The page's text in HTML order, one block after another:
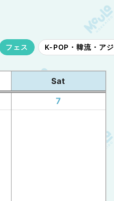
フェス K-POP・韓流・ア
Sat
7